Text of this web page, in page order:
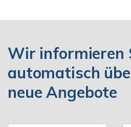
Wir informieren
automatisch
neue Angebote